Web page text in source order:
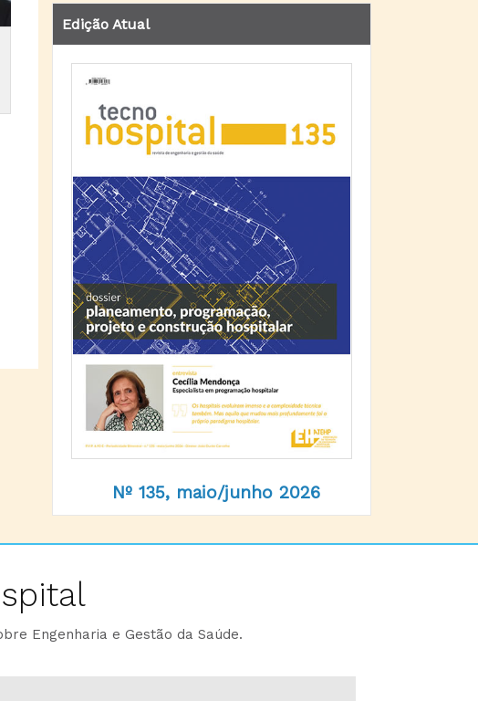
Edição Atual
Nº 135, maio/junho 2026
Engenharia e Gestão da Saúde.